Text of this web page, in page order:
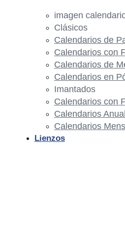
imagen
Clásicos
Calendarios de
Calendarios con
Calendarios de
Calendarios en
Imantados
Calendarios con
Calendarios
Calendarios
Lienzos